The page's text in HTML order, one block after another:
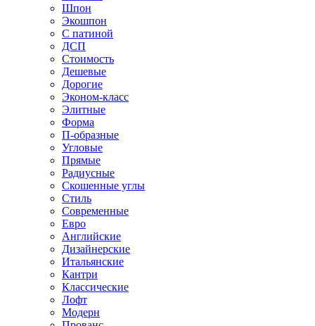
Шпон
Экошпон
С патиной
ДСП
Стоимость
Дешевые
Дорогие
Эконом-класс
Элитные
Форма
П-образные
Угловые
Прямые
Радиусные
Скошенные углы
Стиль
Современные
Евро
Английские
Дизайнерские
Итальянские
Кантри
Классические
Лофт
Модерн